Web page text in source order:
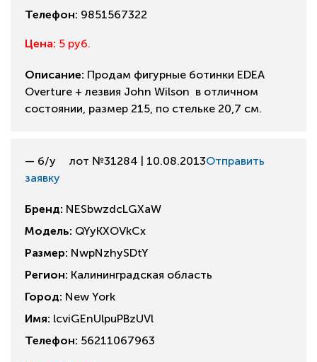
Телефон: 9851567322
Цена: 5 руб.
Описание: Продам фигурные ботинки EDEA
Overture + лезвия John Wilson в отличном
состоянии, размер 215, по стельке 20,7 см.
— б/у лот №31284 | 10.08.2013Отправить
заявку
Бренд: NESbwzdcLGXaW
Модель: QYyKXOVkCx
Размер: NwpNzhySDtY
Регион: Калининградская область
Город: New York
Имя: lcviGEnUlpuPBzUVl
Телефон: 56211067963